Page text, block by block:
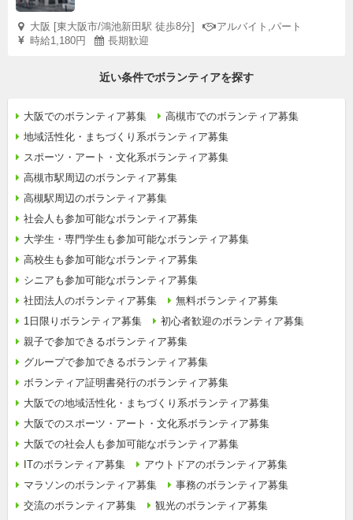
大阪 [東大阪市/鴻池新田駅 徒歩8分]
アルバイト,パート
時給1,180円
長期歓迎
近い条件でボランティアを探す
大阪でのボランティア募集
高槻市でのボランティア募集
地域活性化・まちづくり系ボランティア募集
スポーツ・アート・文化系ボランティア募集
高槻市駅周辺のボランティア募集
高槻駅周辺のボランティア募集
社会人も参加可能なボランティア募集
大学生・専門学生も参加可能なボランティア募集
高校生も参加可能なボランティア募集
シニアも参加可能なボランティア募集
社団法人のボランティア募集
無料ボランティア募集
1日限りボランティア募集
初心者歓迎のボランティア募集
親子で参加できるボランティア募集
グループで参加できるボランティア募集
ボランティア証明書発行のボランティア募集
大阪での地域活性化・まちづくり系ボランティア募集
大阪でのスポーツ・アート・文化系ボランティア募集
大阪での社会人も参加可能なボランティア募集
ITのボランティア募集
アウトドアのボランティア募集
マラソンのボランティア募集
事務のボランティア募集
交流のボランティア募集
観光のボランティア募集